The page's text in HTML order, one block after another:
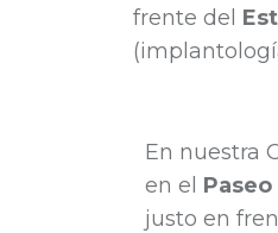
frente del
En nuestra
en el
justo en